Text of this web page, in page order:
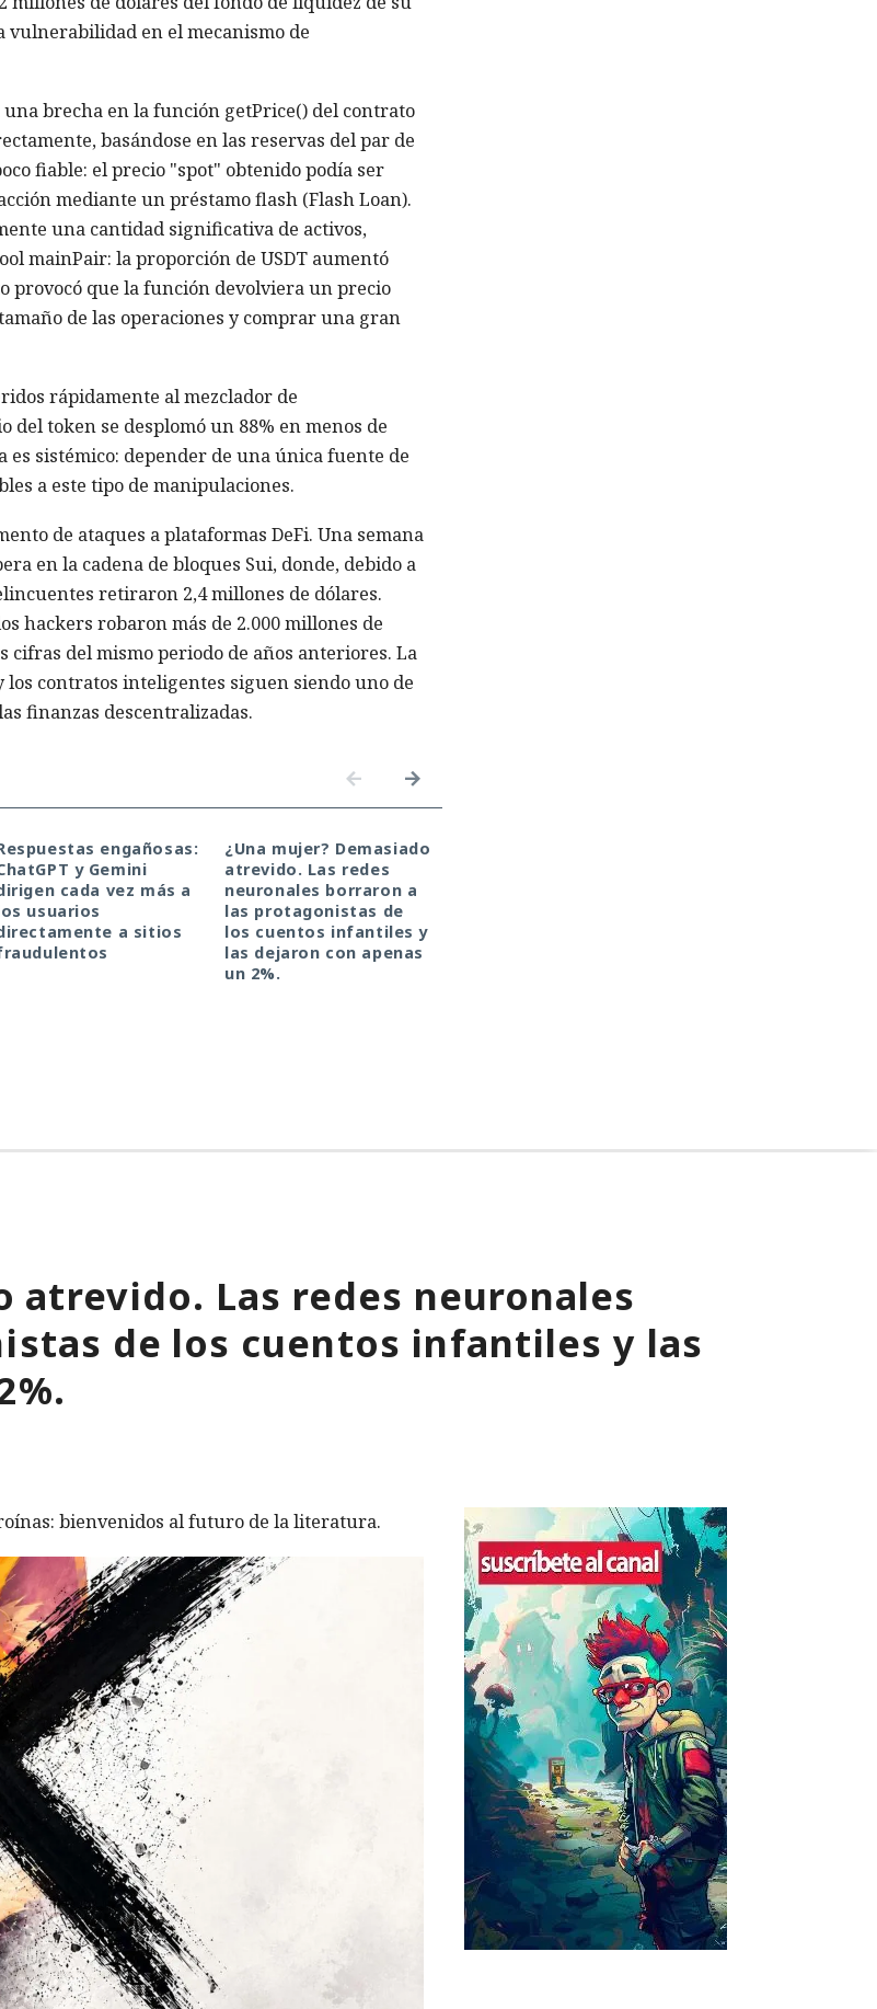
en el mecanismo de
brecha en la función getPrice() del contrato
basándose en las reservas del par de
fiable: el precio "spot" obtenido podía ser
mediante un préstamo flash (Flash Loan).
una cantidad significativa de activos,
mainPair: la proporción de USDT aumentó
provocó que la función devolviera un precio
de las operaciones y comprar una gran
rápidamente al mezclador de
del token se desplomó un 88% en menos de
sistémico: depender de una única fuente de
a este tipo de manipulaciones.
de ataques a plataformas DeFi. Una semana
en la cadena de bloques Sui, donde, debido a
retiraron 2,4 millones de dólares.
hackers robaron más de 2.000 millones de
del mismo periodo de años anteriores. La
contratos inteligentes siguen siendo uno de
finanzas descentralizadas.
engañosas:
y Gemini
cada vez más a
usuarios
a sitios
¿Una mujer? Demasiado
atrevido. Las redes
neuronales borraron a
las protagonistas de
los cuentos infantiles y
las dejaron con apenas
un 2%.
atrevido. Las redes neuronales
de los cuentos infantiles y las
bienvenidos al futuro de la literatura.